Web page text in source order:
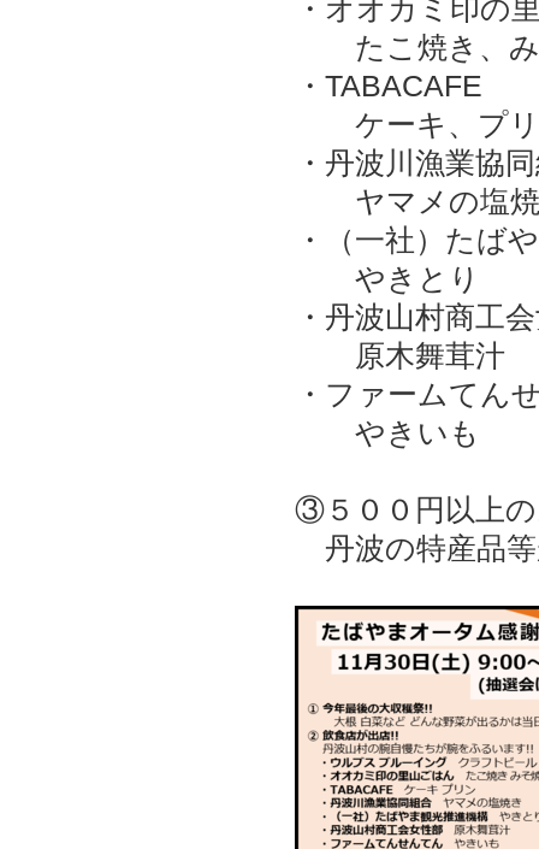
・オオカミ印の
たこ焼き、み
・TABACAFE
ケーキ、プ
・丹波川漁業協
ヤマメの塩
・（一社）たば
やきとり
・丹波山村商工
原木舞茸汁
・ファームてん
やきいも
③５００円以上
丹波の特産品